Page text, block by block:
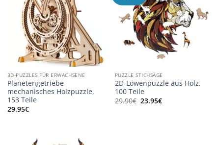
3D-PUZZLES FÜR ERWACHSENE
Planetengetriebe
mechanisches Holzpuzzle,
153 Teile
29.95€
PUZZLE STICHSÄGE
2D-Löwenpuzzle aus Holz,
100 Teile
29.90€ Ursprünglicher
Preis
23.95€Aktueller
Preis